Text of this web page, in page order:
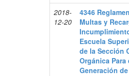
2018-
12-20
4346
Multas y
Escuela
de la Sección
Orgánica
Generación